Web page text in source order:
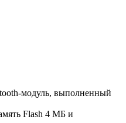
модуль, выполненный
Flash 4 МБ и